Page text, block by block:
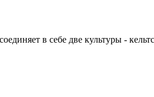
в себе две культуры -